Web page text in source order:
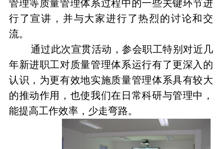
管理等质量管理体系过程中的一些关键环节进
行了宣讲，并与大家进行了热烈的讨论和交
流。
通过此次宣贯活动，参会职工特别对近几
年新进职工对质量管理体系运行有了更深入的
认识，为更有效地实施质量管理体系具有较大
的推动作用，也使我们在日常科研与管理中，
能提高工作效率，少走弯路。